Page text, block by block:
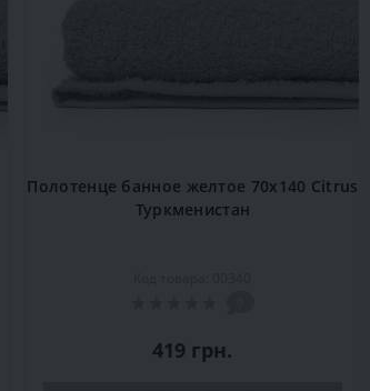
Полотенце банное желтое 70x140 Citrus
Туркменистан
419 грн.